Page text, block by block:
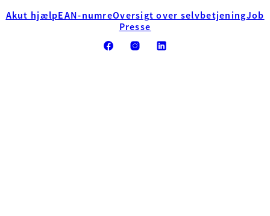
Akut hjælpEAN-numreOversigt over selvbetjeningJob
Presse